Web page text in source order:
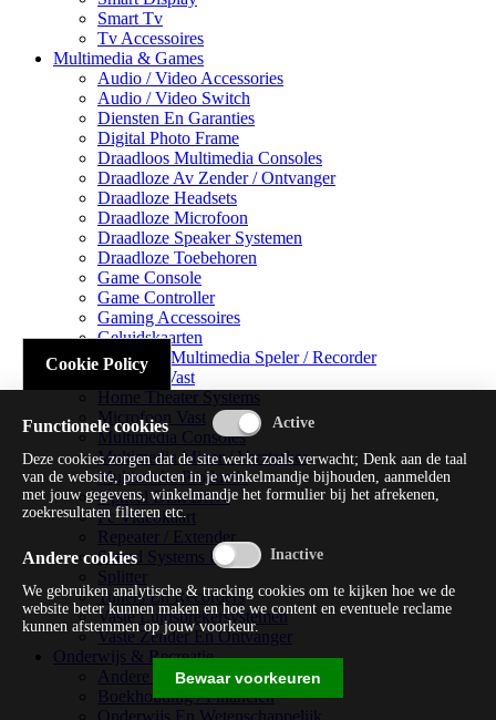
Smart Tv
Tv Accessoires
Multimedia & Games
Audio / Video Accessories
Audio / Video Switch
Diensten En Garanties
Digital Photo Frame
Draadloos Multimedia Consoles
Draadloze Av Zender / Ontvanger
Draadloze Headsets
Draadloze Microfoon
Draadloze Speaker Systemen
Draadloze Toebehoren
Game Console
Game Controller
Gaming Accessoires
Geluidskaarten
Handheld Multimedia Speler / Recorder
Headsets Vast
Home Theater Systems
Microfoon Vast
Multimedia Consoles
Multimedia Mixer / Versterker
Multimedia Productie
Optical Disk Drive
Pc Videokaart
Repeater / Extender
Sound Systems Hi-fi
Splitter
Tuners En Recorders
Vaste Luidsprekersystemen
Vaste Zender En Ontvanger
Onderwijs & Recreatie
Andere Beveiligingssoftware
Boekhouding / Financiën
Cookie Policy
Functionele cookies
Deze cookies zorgen dat de site werkt zoals verwacht; Denk aan de taal
van de website, producten in je winkelmandje bijhouden, aanmelden
met jouw gegevens, winkelmandje het formulier bij het afrekenen,
zoekresultaten filteren etc.
Andere cookies
We gebruiken analytische & tracking cookies om te kijken hoe we de
website beter kunnen maken en hoe we content en eventuele reclame
kunnen afstemmen op jouw voorkeur.
Bewaar voorkeuren